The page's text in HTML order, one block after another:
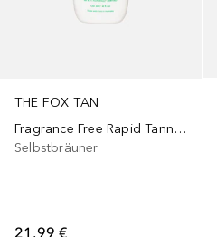
THE FOX TAN
Fragrance Free Rapid Tanning Mist
Selbstbräuner
21,99 €